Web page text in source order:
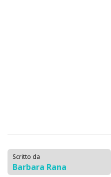
Scritto da
Barbara Rana